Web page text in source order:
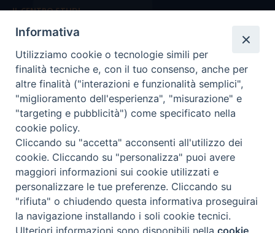
IL CENTRO STUDI
La nostra storia
Statuto
Presidenza e ufficio presidenza
Consiglio scientifico
Coordinamento nazionale
COPYRIGHT Scienza & Vita - C.F96600690588- Tutti i
diritti -Privacy- Credits
Informativa
Utilizziamo cookie o tecnologie simili per
finalità tecniche e, con il tuo consenso, anche per
altre finalità ("interazioni e funzionalità semplici",
"miglioramento dell'esperienza", "misurazione" e
"targeting e pubblicità") come specificato nella
cookie policy.
Cliccando su "accetta" acconsenti all'utilizzo dei
cookie. Cliccando su "personalizza" puoi avere
maggiori informazioni sui cookie utilizzati e
personalizzare le tue preferenze. Cliccando su
"rifiuta" o chiudendo questa informativa proseguirai
la navigazione installando i soli cookie tecnici.